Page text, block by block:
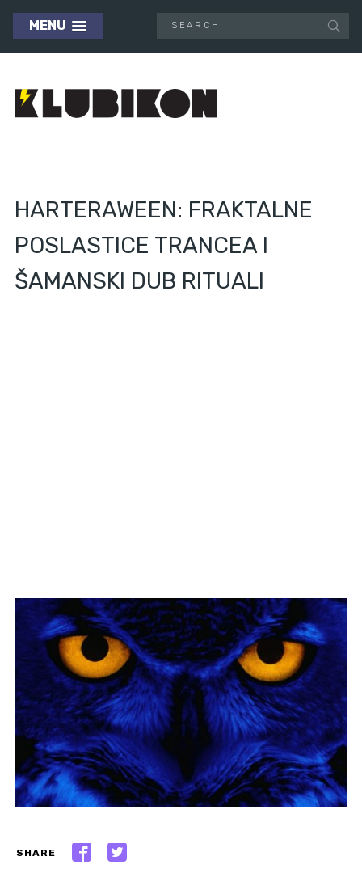
MENU
HARTERAWEEN: FRAKTALNE
POSLASTICE TRANCEA I
ŠAMANSKI DUB RITUALI
SHARE